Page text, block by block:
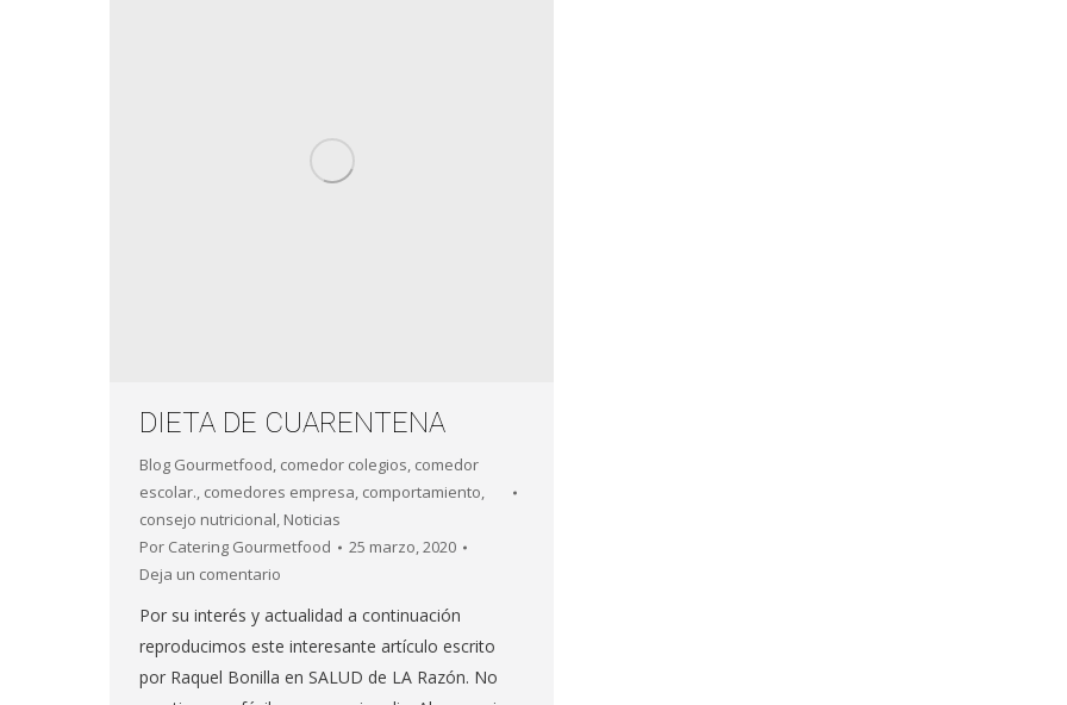
DIETA DE CUARENTENA
Blog Gourmetfood, comedor colegios, comedor
escolar., comedores empresa, comportamiento,
consejo nutricional, Noticias
Por Catering Gourmetfood
25 marzo, 2020
Deja un comentario
Por su interés y actualidad a continuación
reproducimos este interesante artículo escrito
por Raquel Bonilla en SALUD de LA Razón. No